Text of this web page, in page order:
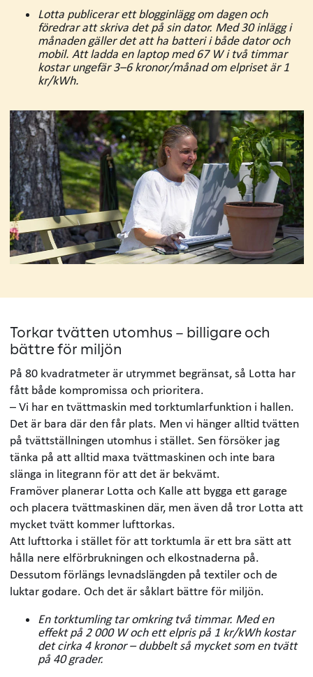
Lotta publicerar ett blogginlägg om dagen och
föredrar att skriva det på sin dator. Med 30 inlägg i
månaden gäller det att ha batteri i både dator och
mobil. Att ladda en laptop med 67 W i två timmar
kostar ungefär 3–6 kronor/månad om elpriset är 1
kr/kWh.
Torkar tvätten utomhus – billigare och
bättre för miljön
På 80 kvadratmeter är utrymmet begränsat, så Lotta har
fått både kompromissa och prioritera.
– Vi har en tvättmaskin med torktumlarfunktion i hallen.
Det är bara där den får plats. Men vi hänger alltid tvätten
på tvättställningen utomhus i stället. Sen försöker jag
tänka på att alltid maxa tvättmaskinen och inte bara
slänga in litegrann för att det är bekvämt.
Framöver planerar Lotta och Kalle att bygga ett garage
och placera tvättmaskinen där, men även då tror Lotta att
mycket tvätt kommer lufttorkas.
Att lufttorka i stället för att torktumla är ett bra sätt att
hålla nere elförbrukningen och elkostnaderna på.
Dessutom förlängs levnadslängden på textiler och de
luktar godare. Och det är såklart bättre för miljön.
En torktumling tar omkring två timmar. Med en
effekt på 2 000 W och ett elpris på 1 kr/kWh kostar
det cirka 4 kronor – dubbelt så mycket som en tvätt
på 40 grader.